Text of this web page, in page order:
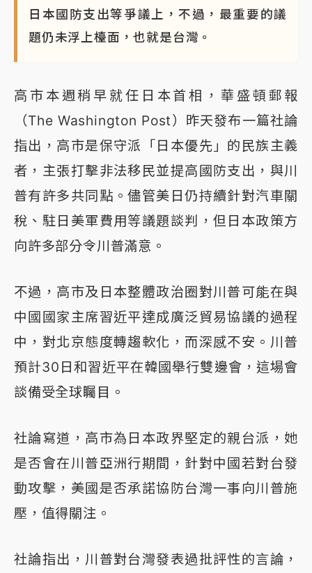
日本國防支出等爭議上，不過，最重要的議
題仍未浮上檯面，也就是台灣。
高市本週稍早就任日本首相，華盛頓郵報
（The Washington Post）昨天發布一篇社論
指出，高市是保守派「日本優先」的民族主義
者，主張打擊非法移民並提高國防支出，與川
普有許多共同點。儘管美日仍持續針對汽車關
稅、駐日美軍費用等議題談判，但日本政策方
向許多部分令川普滿意。
不過，高市及日本整體政治圈對川普可能在與
中國國家主席習近平達成廣泛貿易協議的過程
中，對北京態度轉趨軟化，而深感不安。川普
預計30日和習近平在韓國舉行雙邊會，這場會
談備受全球矚目。
社論寫道，高市為日本政界堅定的親台派，她
是否會在川普亞洲行期間，針對中國若對台發
動攻擊，美國是否承諾協防台灣一事向川普施
壓，值得關注。
社論指出，川普對台灣發表過批評性的言論，